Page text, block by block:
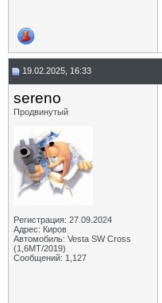
19.02.2025, 16:33
sereno
Продвинутый
Регистрация: 27.09.2024
Адрес: Киров
Автомобиль: Vesta SW Cross
(1,6МТ/2019)
Сообщений: 1,127